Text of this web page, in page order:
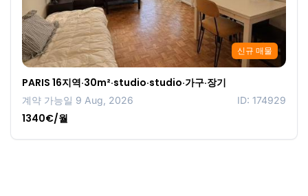
신규 매물
PARIS 16지역·30m²·studio·studio·가구·장기
계약 가능일 9 Aug, 2026 ID: 174929
1340€/월